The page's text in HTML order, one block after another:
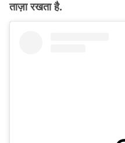
ताज़ा रखता है.